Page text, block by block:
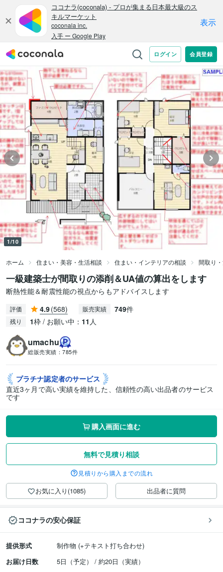
1/10
ホーム 住まい・美容・生活相談 住まい・インテリアの相談 間取り
一級建築士が間取りの添削＆UA値の算出をします
断熱性能＆耐震性能の視点からもアドバイスします
評価 4.9(568) 販売実績 749件
残り 1枠 / お願い中： 11 人
umachu
総販売実績： 785件
プラチナ認定者のサービス
直近3ヶ月で高い実績を維持した、信頼性の高い出品者のサービス
です
購入画面に進む
無料で見積り相談
見積りから購入までの流れ
お気に入り(1085) 出品者に質問
ココナラの安心保証
提供形式
制作物 (+テキスト打ち合わせ)
お届け日数
5日（予定） / 約20日（実績）